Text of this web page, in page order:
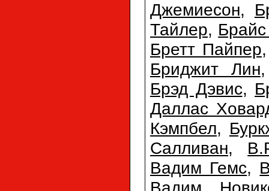
Джемиесон,
Тайлер,
Бретт Пайпер
Бриджит Лин
Брэд Дэвис,
Даллас
Кэмпбел,
Салливан,
Вадим Гемс,